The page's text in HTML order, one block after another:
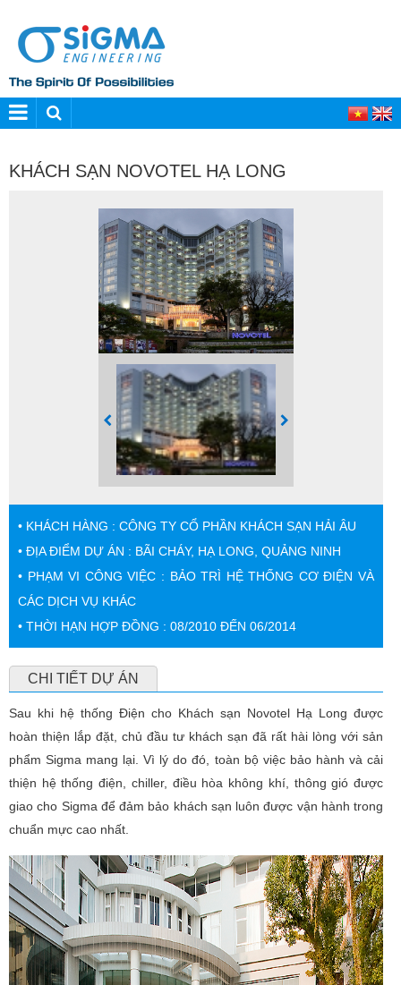
KHÁCH SẠN NOVOTEL HẠ LONG
• KHÁCH HÀNG : CÔNG TY CỔ PHẦN KHÁCH SẠN HẢI ÂU
• ĐỊA ĐIỂM DỰ ÁN : BÃI CHÁY, HẠ LONG, QUẢNG NINH
• PHẠM VI CÔNG VIỆC : BẢO TRÌ HỆ THỐNG CƠ ĐIỆN VÀ
CÁC DỊCH VỤ KHÁC
• THỜI HẠN HỢP ĐỒNG : 08/2010 ĐẾN 06/2014
CHI TIẾT DỰ ÁN
Sau khi hệ thống Điện cho Khách sạn Novotel Hạ Long được
hoàn thiện lắp đặt, chủ đầu tư khách sạn đã rất hài lòng với sản
phẩm Sigma mang lại. Vì lý do đó, toàn bộ việc bảo hành và cải
thiện hệ thống điện, chiller, điều hòa không khí, thông gió được
giao cho Sigma để đảm bảo khách sạn luôn được vận hành trong
chuẩn mực cao nhất.